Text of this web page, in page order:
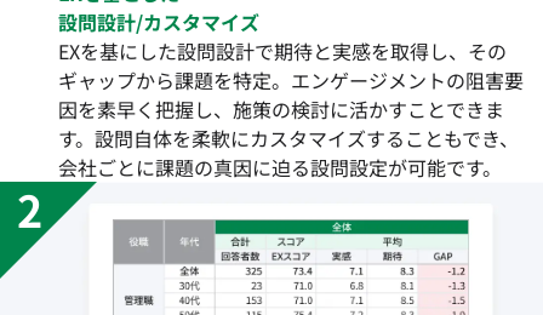
設問設計/カスタマイズ
EXを基にした設問設計で期待と実感を取得し、その
ギャップから課題を特定。エンゲージメントの阻害要
因を素早く把握し、施策の検討に活かすことできま
す。設問自体を柔軟にカスタマイズすることもでき、
会社ごとに課題の真因に迫る設問設定が可能です。